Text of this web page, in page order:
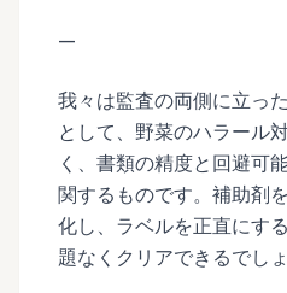
—
我々は監査の両側に立っ
として、野菜のハラール
く、書類の精度と回避可
関するものです。補助剤
化し、ラベルを正直にす
題なくクリアできるでしょ